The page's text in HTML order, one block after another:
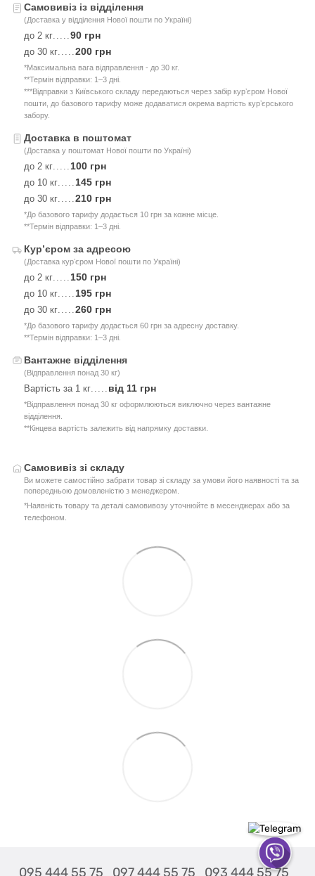
Самовивіз із відділення
(Доставка у відділення Нової пошти по Україні)
до 2 кг 90 грн
до 30 кг 200 грн
*Максимальна вага відправлення - до 30 кг.
**Термін відправки: 1–3 дні.
***Відправки з Київського складу передаються через забір курʼєром Нової
пошти, до базового тарифу може додаватися окрема вартість курʼєрського
забору.
Доставка в поштомат
(Доставка у поштомат Нової пошти по Україні)
до 2 кг 100 грн
до 10 кг 145 грн
до 30 кг 210 грн
*До базового тарифу додається 10 грн за кожне місце.
**Термін відправки: 1–3 дні.
Курʼєром за адресою
(Доставка курʼєром Нової пошти по Україні)
до 2 кг 150 грн
до 10 кг 195 грн
до 30 кг 260 грн
*До базового тарифу додається 60 грн за адресну доставку.
**Термін відправки: 1–3 дні.
Вантажне відділення
(Відправлення понад 30 кг)
Вартість за 1 кг від 11 грн
*Відправлення понад 30 кг оформлюються виключно через вантажне
відділення.
**Кінцева вартість залежить від напрямку доставки.
Самовивіз зі складу
Ви можете самостійно забрати товар зі складу за умови його наявності та за
попередньою домовленістю з менеджером.
*Наявність товару та деталі самовивозу уточнюйте в месенджерах або за
телефоном.
095 444 55 75 097 444 55 75 093 444 55 75